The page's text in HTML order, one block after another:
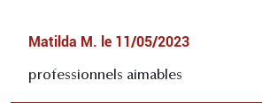
Matilda M. le 11/05/2023
professionnels aimables